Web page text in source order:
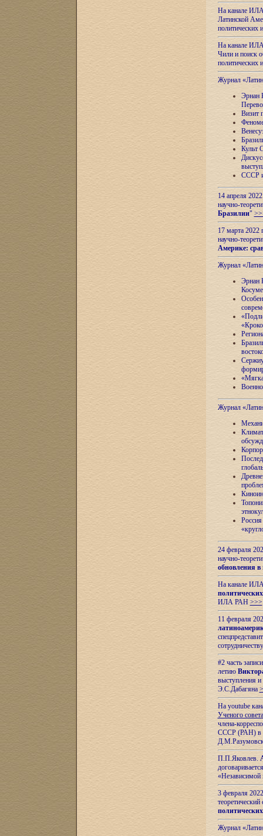
На канале
Латинской
На канале
Чили и поиск
Журнал
Эрнан
Визит
Культ
СССР и
14 апреля
научно-
Бразилии"
17 марта 2022
научно-
Америке:
Журнал
Эрнан
Журнал
24 февраля
научно-
обновления в
На канале
ИЛА РАН >>>
11 февраля
#2 часть
летию
выступления
Э.С.Дабагяна
На youtube
Ученого
члена-
СССР (РАН) в
П.П.Яковлев.
«Независимой
3 февраля
теоретический
Журнал